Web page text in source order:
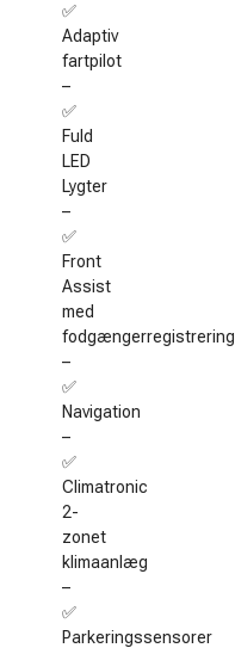
✅
Adaptiv
fartpilot
–
✅
Fuld
LED
Lygter
–
✅
Front
Assist
med
fodgængerregistrering
–
✅
Navigation
–
✅
Climatronic
2-
zonet
klimaanlæg
–
✅
Parkeringssensorer